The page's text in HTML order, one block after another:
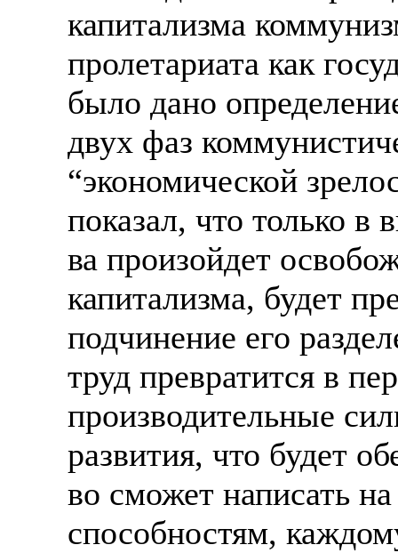
капитализма
пролетариата как
было дано
двух фаз
“экономической
показал, что только
ва произойдет
капитализма, будет
подчинение его
труд превратится в
производительные
развития, что будет
во сможет написать
способностям,